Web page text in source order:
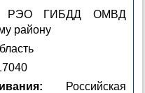
РЭО ГИБДД ОМВД
району
Российская